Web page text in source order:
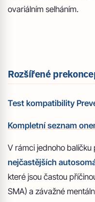
ovariálním selháním.
Rozšířené
Test kompatibility
Kompletní seznam
V rámci jednoho
nejčastějších
které jsou častou
SMA) a závažné